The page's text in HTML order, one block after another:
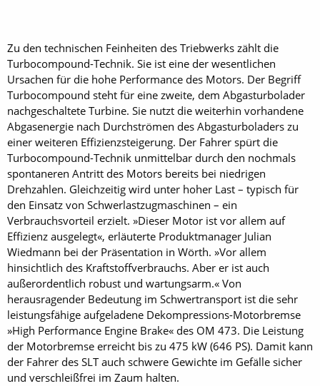
Zu den technischen Feinheiten des Triebwerks zählt die
Turbocompound-Technik. Sie ist eine der wesentlichen
Ursachen für die hohe Performance des Motors. Der Begriff
Turbocompound steht für eine zweite, dem Abgasturbolader
nachgeschaltete Turbine. Sie nutzt die weiterhin vorhandene
Abgasenergie nach Durchströmen des Abgasturboladers zu
einer weiteren Effizienzsteigerung. Der Fahrer spürt die
Turbocompound-Technik unmittelbar durch den nochmals
spontaneren Antritt des Motors bereits bei niedrigen
Drehzahlen. Gleichzeitig wird unter hoher Last – typisch für
den Einsatz von Schwerlastzugmaschinen – ein
Verbrauchsvorteil erzielt. »Dieser Motor ist vor allem auf
Effizienz ausgelegt«, erläuterte Produktmanager Julian
Wiedmann bei der Präsentation in Wörth. »Vor allem
hinsichtlich des Kraftstoffverbrauchs. Aber er ist auch
außerordentlich robust und wartungsarm.« Von
herausragender Bedeutung im Schwertransport ist die sehr
leistungsfähige aufgeladene Dekompressions-Motorbremse
»High Performance Engine Brake« des OM 473. Die Leistung
der Motorbremse erreicht bis zu 475 kW (646 PS). Damit kann
der Fahrer des SLT auch schwere Gewichte im Gefälle sicher
und verschleißfrei im Zaum halten.